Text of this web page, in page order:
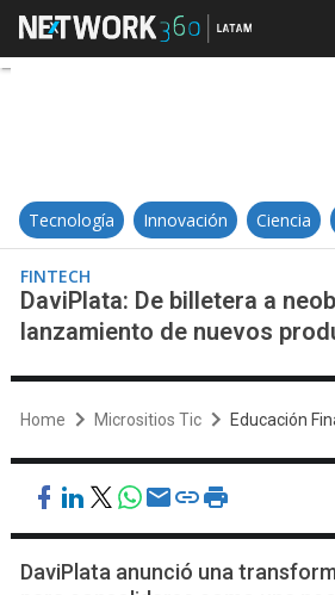
DaviPlata:
Tecnología Innovación Ciencia
FINTECH
DaviPlata: De billetera a
lanzamiento de nuevos
Home Micrositios Tic Educación
DaviPlata anunció una